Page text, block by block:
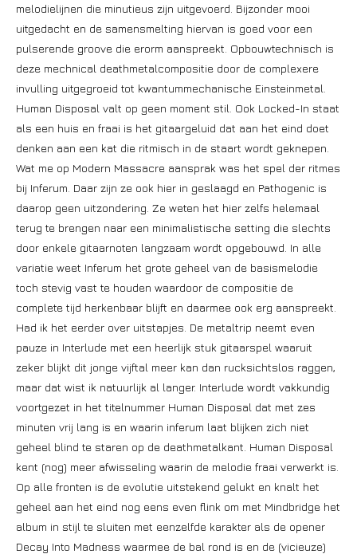
melodielijnen die minutieus zijn uitgevoerd. Bijzonder mooi
uitgedacht en de samensmelting hiervan is goed voor een
pulserende groove die erorm aanspreekt. Opbouwtechnisch is
deze mechnical deathmetalcompositie door de complexere
invulling uitgegroeid tot kwantummechanische Einsteinmetal.
Human Disposal valt op geen moment stil. Ook Locked-In staat
als een huis en fraai is het gitaargeluid dat aan het eind doet
denken aan een kat die ritmisch in de staart wordt geknepen.
Wat me op Modern Massacre aansprak was het spel der ritmes
bij Inferum. Daar zijn ze ook hier in geslaagd en Pathogenic is
daarop geen uitzondering. Ze weten het hier zelfs helemaal
terug te brengen naar een minimalistische setting die slechts
door enkele gitaarnoten langzaam wordt opgebouwd. In alle
variatie weet Inferum het grote geheel van de basismelodie
toch stevig vast te houden waardoor de compositie de
complete tijd herkenbaar blijft en daarmee ook erg aanspreekt.
Had ik het eerder over uitstapjes. De metaltrip neemt even
pauze in Interlude met een heerlijk stuk gitaarspel waaruit
zeker blijkt dit jonge vijftal meer kan dan rucksichtslos raggen,
maar dat wist ik natuurlijk al langer. Interlude wordt vakkundig
voortgezet in het titelnummer Human Disposal dat met zes
minuten vrij lang is en waarin inferum laat blijken zich niet
geheel blind te staren op de deathmetalkant. Human Disposal
kent (nog) meer afwisseling waarin de melodie fraai verwerkt is.
Op alle fronten is de evolutie uitstekend gelukt en knalt het
geheel aan het eind nog eens even flink om met Mindbridge het
album in stijl te sluiten met eenzelfde karakter als de opener
Decay Into Madness waarmee de bal rond is en de (vicieuze)